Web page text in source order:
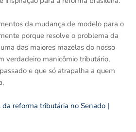
da mudança de modelo para o
porque resolve o problema da
das maiores mazelas do nosso
verdadeiro manicômio tributário,
e que só atrapalha a quem
reforma tributária no Senado |